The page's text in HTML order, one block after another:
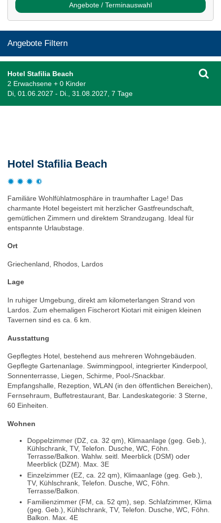
Angebote / Terminauswahl
Angebote Filtern
Hotel Stafilia Beach
2 Erwachsene + 0 Kinder
Di, 01.06.2027 - Di., 31.08.2027, 7 Tage
Hotel Stafilia Beach
Familiäre Wohlfühlatmosphäre in traumhafter Lage! Das
charmante Hotel begeistert mit herzlicher Gastfreundschaft,
gemütlichen Zimmern und direktem Strandzugang. Ideal für
entspannte Urlaubstage.
Ort
Griechenland, Rhodos, Lardos
Lage
In ruhiger Umgebung, direkt am kilometerlangen Strand von
Lardos. Zum ehemaligen Fischerort Kiotari mit einigen kleinen
Tavernen sind es ca. 6 km.
Ausstattung
Gepflegtes Hotel, bestehend aus mehreren Wohngebäuden.
Gepflegte Gartenanlage. Swimmingpool, integrierter Kinderpool,
Sonnenterrasse, Liegen, Schirme, Pool-/Snackbar.
Empfangshalle, Rezeption, WLAN (in den öffentlichen Bereichen),
Fernsehraum, Buffetrestaurant, Bar. Landeskategorie: 3 Sterne,
60 Einheiten.
Wohnen
Doppelzimmer (DZ, ca. 32 qm), Klimaanlage (geg. Geb.),
Kühlschrank, TV, Telefon. Dusche, WC, Föhn.
Terrasse/Balkon. Wahlw. seitl. Meerblick (DSM) oder
Meerblick (DZM). Max. 3E
Einzelzimmer (EZ, ca. 22 qm), Klimaanlage (geg. Geb.),
TV, Kühlschrank, Telefon. Dusche, WC, Föhn.
Terrasse/Balkon.
Familienzimmer (FM, ca. 52 qm), sep. Schlafzimmer, Klima
(geg. Geb.), Kühlschrank, TV, Telefon. Dusche, WC, Föhn.
Balkon. Max. 4E